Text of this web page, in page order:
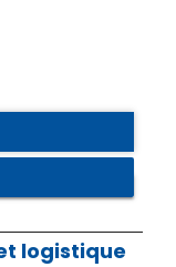
la livraison
Le
de la
logistique